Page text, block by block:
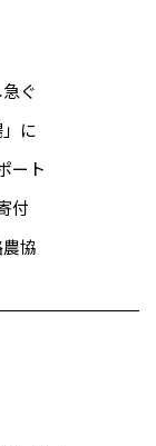
ぐ
に
ート
付
協